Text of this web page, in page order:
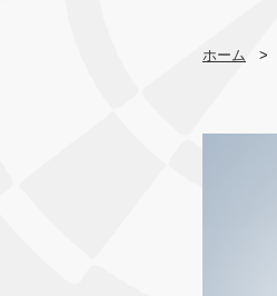
ホーム >